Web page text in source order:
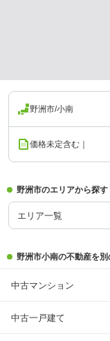
野洲市/小南
価格未定含む｜
野洲市のエリアから探す
エリア一覧
野洲市小南の不動産を
中古マンション
中古一戸建て